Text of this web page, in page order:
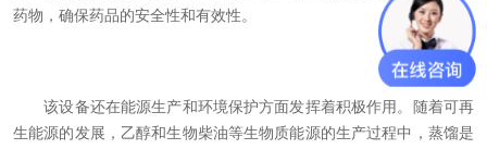
药物，确保药品的安全性和有效性。
该设备还在能源生产和环境保护方面发挥着积极作用。随着可再
生能源的发展，乙醇和生物柴油等生物质能源的生产过程中，蒸馏是